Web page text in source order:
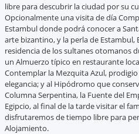
libre para descubrir la ciudad por su
Opcionalmente una visita de día
Estambul donde podrá conocer a
arte bizantino, y la perla de Estambul,
residencia de los sultanes otomanos
un Almuerzo típico en restaurante
Contemplar la Mezquita Azul,
elegancia; y al Hipódromo que
Columna Serpentina, la Fuente del
Egipcio, al final de la tarde visitar el
disfrutaremos de tiempo libre para
Alojamiento.